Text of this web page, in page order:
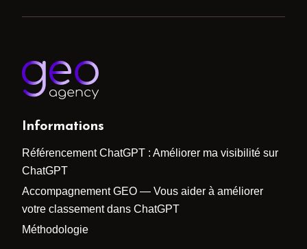
Informations
Référencement ChatGPT : Améliorer ma visibilité sur
ChatGPT
Accompagnement GEO — Vous aider à améliorer
votre classement dans ChatGPT
Méthodologie